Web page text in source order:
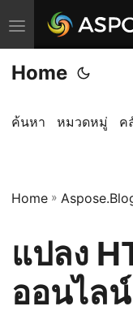
ส
ลั
บ
า
Home
ค้นหา หมวดหมู่ ค
Home »
แปลง
ออนไลน์